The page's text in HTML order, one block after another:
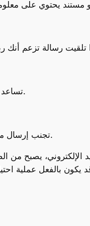
– تساعد حلول الأمن السيبراني الموثوقة مثل كاسبرسكي في التعرف على الرسائل الاحتيالية وحظرها.
– تجنب إرسال معلوماتك الشخصية أو المالية عبر البريد الإلكتروني، خاصة إذا طُلب منك دفع أي رسوم مسبقة.
الإلكتروني،